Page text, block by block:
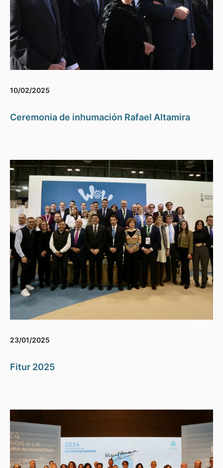
10/02/2025
Ceremonia de inhumación Rafael Altamira
23/01/2025
Fitur 2025